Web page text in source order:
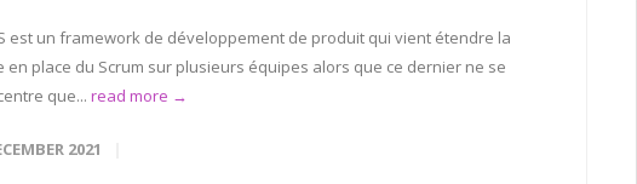
est un framework de développement de produit qui vient étendre la
en place du Scrum sur plusieurs équipes alors que ce dernier ne se
que... read more →
2021